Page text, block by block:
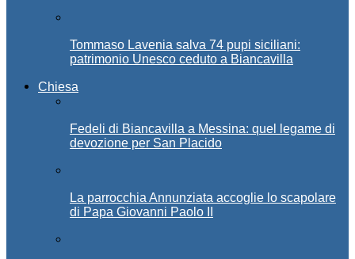
Tommaso Lavenia salva 74 pupi siciliani:
patrimonio Unesco ceduto a Biancavilla
Chiesa
Fedeli di Biancavilla a Messina: quel legame di
devozione per San Placido
La parrocchia Annunziata accoglie lo scapolare
di Papa Giovanni Paolo II